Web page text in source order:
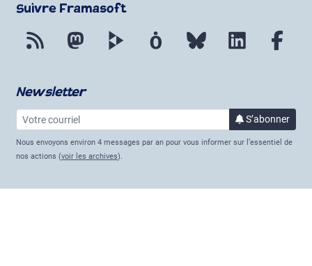
Suivre Framasoft
Flux RSS Mastodon PeerTube Mobilizon Bluesky LinkedIn
Newsletter
Votre courriel S’abonnerà la
Nous envoyons environ 4 messages par an pour vous informer sur l’essentiel de
nos actions (voir les archives).